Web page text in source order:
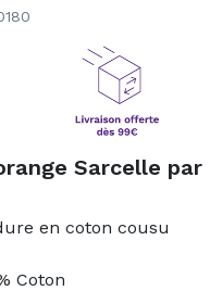
Sarcelle par
en coton cousu
Coton